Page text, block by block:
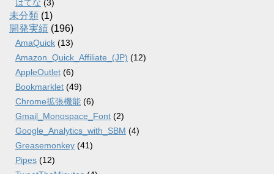
はてな (3)
未分類 (1)
開発実績 (196)
AmaQuick (13)
Amazon_Quick_Affiliate_(JP) (12)
AppleOutlet (6)
Bookmarklet (49)
Chrome拡張機能 (6)
Gmail_Monospace_Font (2)
Google_Analytics_with_SBM (4)
Greasemonkey (41)
Pipes (12)